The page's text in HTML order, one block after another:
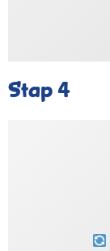
Stap 4